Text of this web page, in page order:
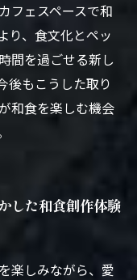
フェスペースで和
り、食文化とペッ
間を過ごせる新し
後もこうした取り
和食を楽しむ機会
した和食創作体験
楽しみながら、愛